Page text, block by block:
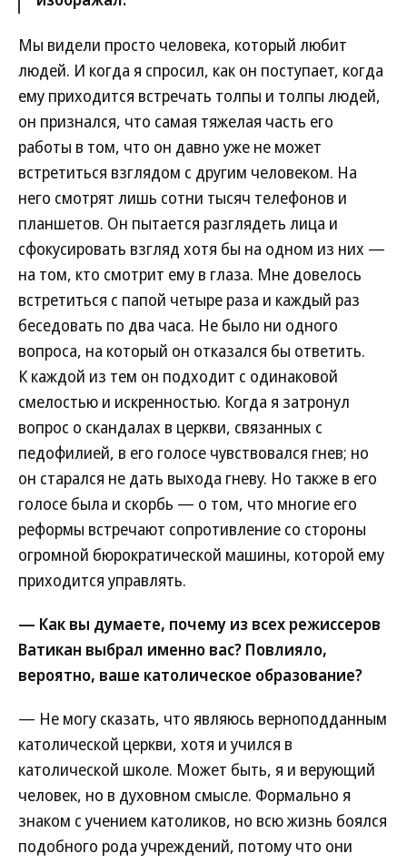
Мы видели просто человека, который любит
людей. И когда я спросил, как он поступает, когда
ему приходится встречать толпы и толпы людей,
он признался, что самая тяжелая часть его
работы в том, что он давно уже не может
встретиться взглядом с другим человеком. На
него смотрят лишь сотни тысяч телефонов и
планшетов. Он пытается разглядеть лица и
сфокусировать взгляд хотя бы на одном из них —
на том, кто смотрит ему в глаза. Мне довелось
встретиться с папой четыре раза и каждый раз
беседовать по два часа. Не было ни одного
вопроса, на который он отказался бы ответить.
К каждой из тем он подходит с одинаковой
смелостью и искренностью. Когда я затронул
вопрос о скандалах в церкви, связанных с
педофилией, в его голосе чувствовался гнев; но
он старался не дать выхода гневу. Но также в его
голосе была и скорбь — о том, что многие его
реформы встречают сопротивление со стороны
огромной бюрократической машины, которой ему
приходится управлять.
— Как вы думаете, почему из всех режиссеров
Ватикан выбрал именно вас? Повлияло,
вероятно, ваше католическое образование?
— Не могу сказать, что являюсь верноподданным
католической церкви, хотя и учился в
католической школе. Может быть, я и верующий
человек, но в духовном смысле. Формально я
знаком с учением католиков, но всю жизнь боялся
подобного рода учреждений, потому что они